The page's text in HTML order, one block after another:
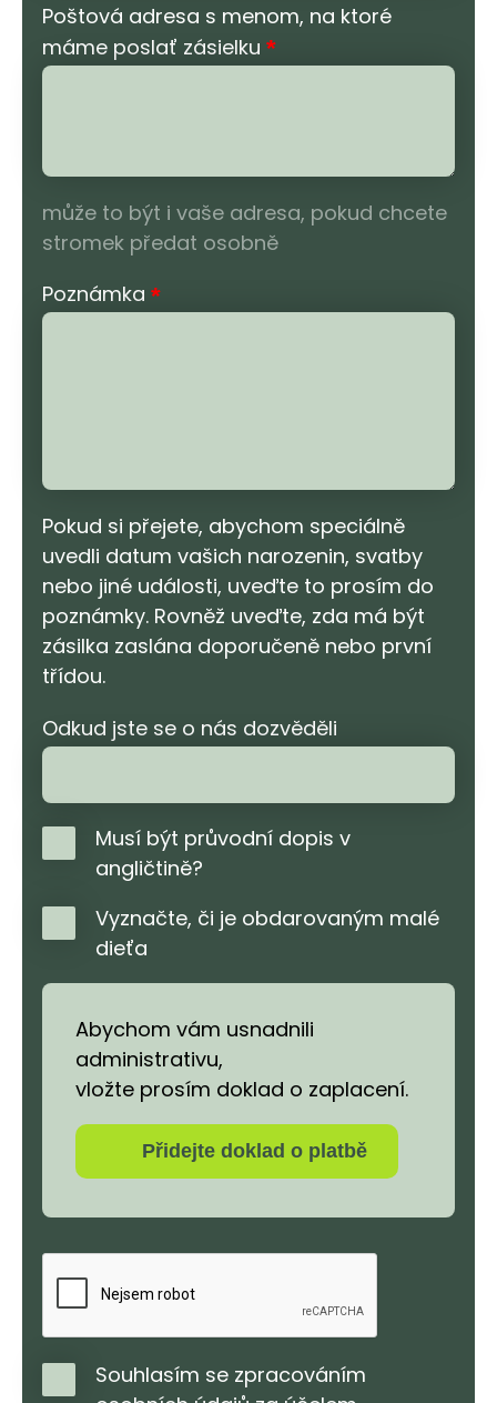
Poštová adresa s menom, na ktoré
máme poslať zásielku *
může to být i vaše adresa, pokud chcete
stromek předat osobně
Poznámka *
Pokud si přejete, abychom speciálně
uvedli datum vašich narozenin, svatby
nebo jiné události, uveďte to prosím do
poznámky. Rovněž uveďte, zda má být
zásilka zaslána doporučeně nebo první
třídou.
Odkud jste se o nás dozvěděli
Musí být průvodní dopis v
angličtině?
Vyznačte, či je obdarovaným malé
dieťa
Abychom vám usnadnili
administrativu,
vložte prosím doklad o zaplacení.
Přidejte doklad o platbě
Souhlasím se zpracováním